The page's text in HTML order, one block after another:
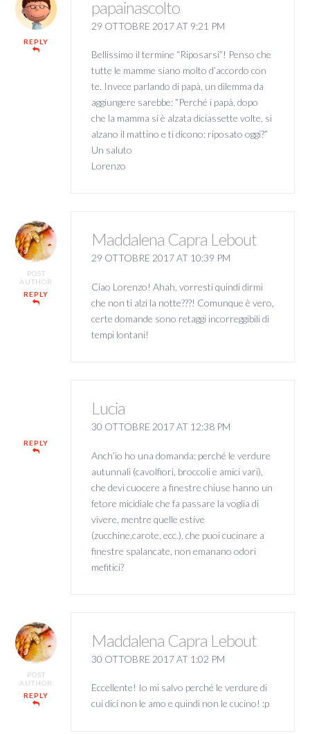
REPLY
papainascolto
29 OTTOBRE 2017 AT 9:21 PM
Bellissimo il termine “Riposarsi”! Penso che
tutte le mamme siano molto d’accordo con
te. Invece parlando di papà, un dilemma da
aggiungere sarebbe: “Perché i papà, dopo
che la mamma si è alzata diciassette volte, si
alzano il mattino e ti dicono: riposato oggi?”
Un saluto
Lorenzo
POST
AUTHOR
REPLY
Maddalena Capra Lebout
29 OTTOBRE 2017 AT 10:39 PM
Ciao Lorenzo! Ahah, vorresti quindi dirmi
che non ti alzi la notte???! Comunque è vero,
certe domande sono retaggi incorreggibili di
tempi lontani!
REPLY
Lucia
30 OTTOBRE 2017 AT 12:38 PM
Anch’io ho una domanda: perché le verdure
autunnali (cavolfiori, broccoli e amici vari),
che devi cuocere a finestre chiuse hanno un
fetore micidiale che fa passare la voglia di
vivere, mentre quelle estive
(zucchine,carote, ecc.), che puoi cucinare a
finestre spalancate, non emanano odori
mefitici?
POST
AUTHOR
REPLY
Maddalena Capra Lebout
30 OTTOBRE 2017 AT 1:02 PM
Eccellente! Io mi salvo perché le verdure di
cui dici non le amo e quindi non le cucino! :p